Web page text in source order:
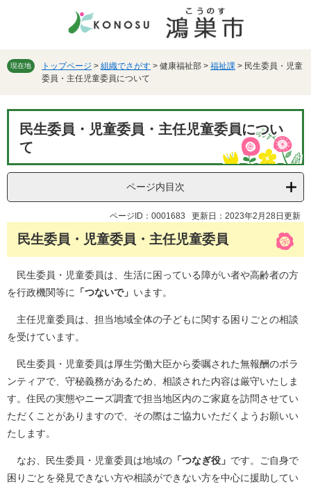
先
す。
を
し
へ
現在地 トップページ > 組織でさがす > 健康福祉部 > 福祉課 > 民生委員・児童
委員・主任児童委員について
民生委員・児童委員・主任児童委員につい
て
ページ内目次
ページID：0001683 更新日：2023年2月28日更新
民生委員・児童委員・主任児童委員
民生委員・児童委員は、生活に困っている障がい者や高齢者の方
を行政機関等に 「つないで」 います。
主任児童委員は、担当地域全体の子どもに関する困りごとの相談
を受けています。
民生委員・児童委員は厚生労働大臣から委嘱された無報酬のボラ
ンティアで、守秘義務があるため、相談された内容は厳守いたしま
す。住民の実態やニーズ調査で担当地区内のご家庭を訪問させてい
ただくことがありますので、その際はご協力いただくようお願いい
たします。
なお、民生委員・児童委員は地域の 「つなぎ役」 です。ご自身で
困りごとを発見できない方や相談ができない方を中心に援助してい